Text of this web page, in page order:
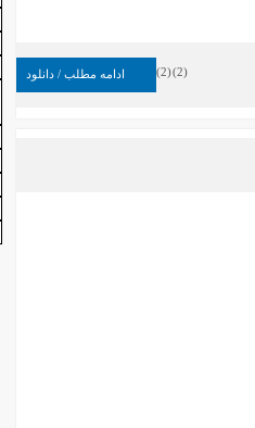
ادامه مطلب / دانلود (
2
)
(
2
)